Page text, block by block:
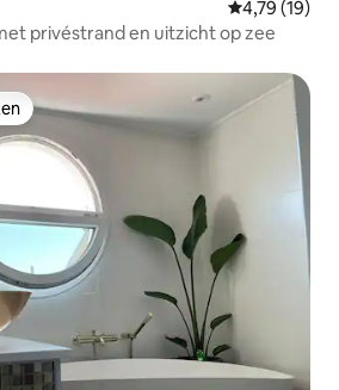
Gemiddelde
4,79 (19)
privéstrand en uitzicht op zee